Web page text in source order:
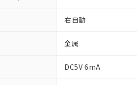
右自動
金属
DC5V 6mA